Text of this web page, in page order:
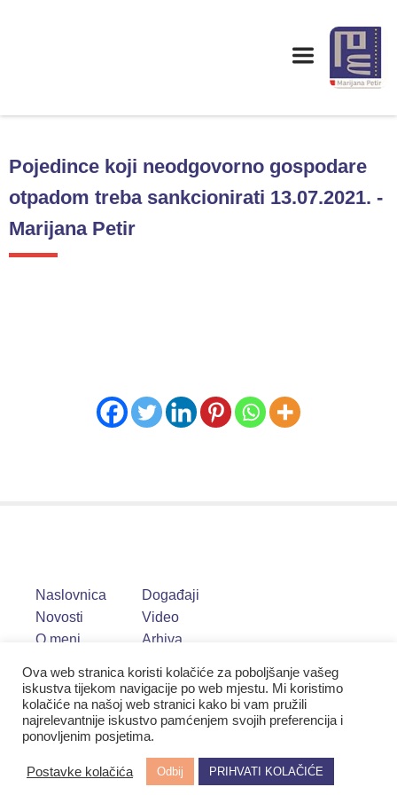
Pojedince koji neodgovorno gospodare
otpadom treba sankcionirati 13.07.2021. -
Marijana Petir
Naslovnica
Novosti
O meni
Događaji
Video
Arhiva
Ova web stranica koristi kolačiće za poboljšanje vašeg
iskustva tijekom navigacije po web mjestu. Mi koristimo
kolačiće na našoj web stranici kako bi vam pružili
najrelevantnije iskustvo pamćenjem svojih preferencija i
ponovljenim posjetima.
Postavke kolačića Odbij PRIHVATI KOLAČIĆE